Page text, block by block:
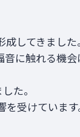
してきました。
に触れる機
た。
受けています